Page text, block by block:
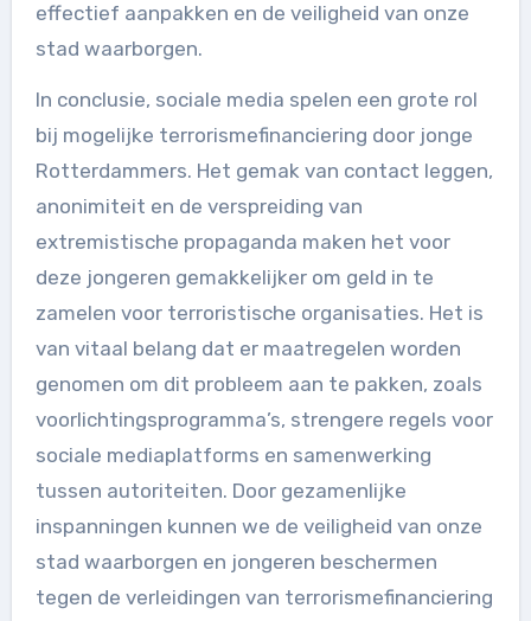
effectief aanpakken en de veiligheid van onze
stad waarborgen.
In conclusie, sociale media spelen een grote rol
bij mogelijke terrorismefinanciering door jonge
Rotterdammers. Het gemak van contact leggen,
anonimiteit en de verspreiding van
extremistische propaganda maken het voor
deze jongeren gemakkelijker om geld in te
zamelen voor terroristische organisaties. Het is
van vitaal belang dat er maatregelen worden
genomen om dit probleem aan te pakken, zoals
voorlichtingsprogramma’s, strengere regels voor
sociale mediaplatforms en samenwerking
tussen autoriteiten. Door gezamenlijke
inspanningen kunnen we de veiligheid van onze
stad waarborgen en jongeren beschermen
tegen de verleidingen van terrorismefinanciering